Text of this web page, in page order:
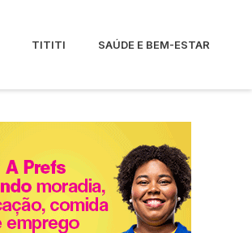
TITITI SAÚDE E BEM-ESTAR